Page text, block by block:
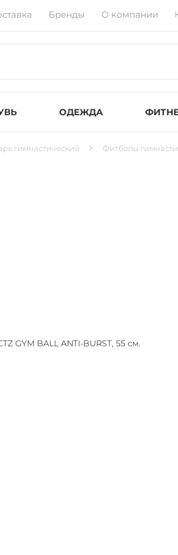
Бренды О компании
ОДЕЖДА
гимнастический Фитболы